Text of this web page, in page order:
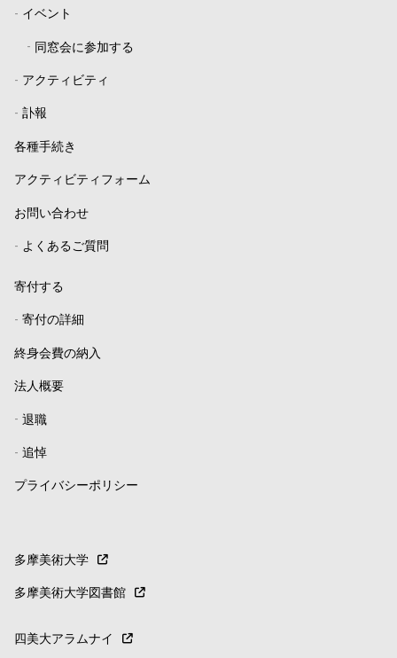
- イベント
- 同窓会に参加する
- アクティビティ
- 訃報
各種手続き
アクティビティフォーム
お問い合わせ
- よくあるご質問
寄付する
- 寄付の詳細
終身会費の納入
法人概要
- 退職
- 追悼
プライバシーポリシー
多摩美術大学
多摩美術大学図書館
四美大アラムナイ